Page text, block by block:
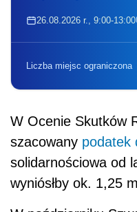
26.08.2026 r., 9:00-13:00
Liczba miejsc ograniczona
W Ocenie Skutków
szacowany podatek
solidarnościowa od
wyniósłby ok. 1,25